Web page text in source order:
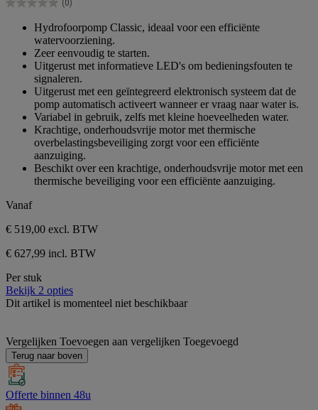
5
(0)
0.0
sterren.
Hydrofoorpomp Classic, ideaal voor een efficiënte
watervoorziening.
Zeer eenvoudig te starten.
Uitgerust met informatieve LED's om bedieningsfouten te
signaleren.
Uitgerust met een geïntegreerd elektronisch systeem dat de
pomp automatisch activeert wanneer er vraag naar water is.
Variabel in gebruik, zelfs met kleine hoeveelheden water.
Krachtige, onderhoudsvrije motor met thermische
overbelastingsbeveiliging zorgt voor een efficiënte
aanzuiging.
Beschikt over een krachtige, onderhoudsvrije motor met een
thermische beveiliging voor een efficiënte aanzuiging.
Vanaf
€ 519,00 excl. BTW
€ 627,99 incl. BTW
Per stuk
Bekijk 2 opties
Dit artikel is momenteel niet beschikbaar
Vergelijken Toevoegen aan vergelijken Toegevoegd
Terug naar boven
Offerte binnen 48u